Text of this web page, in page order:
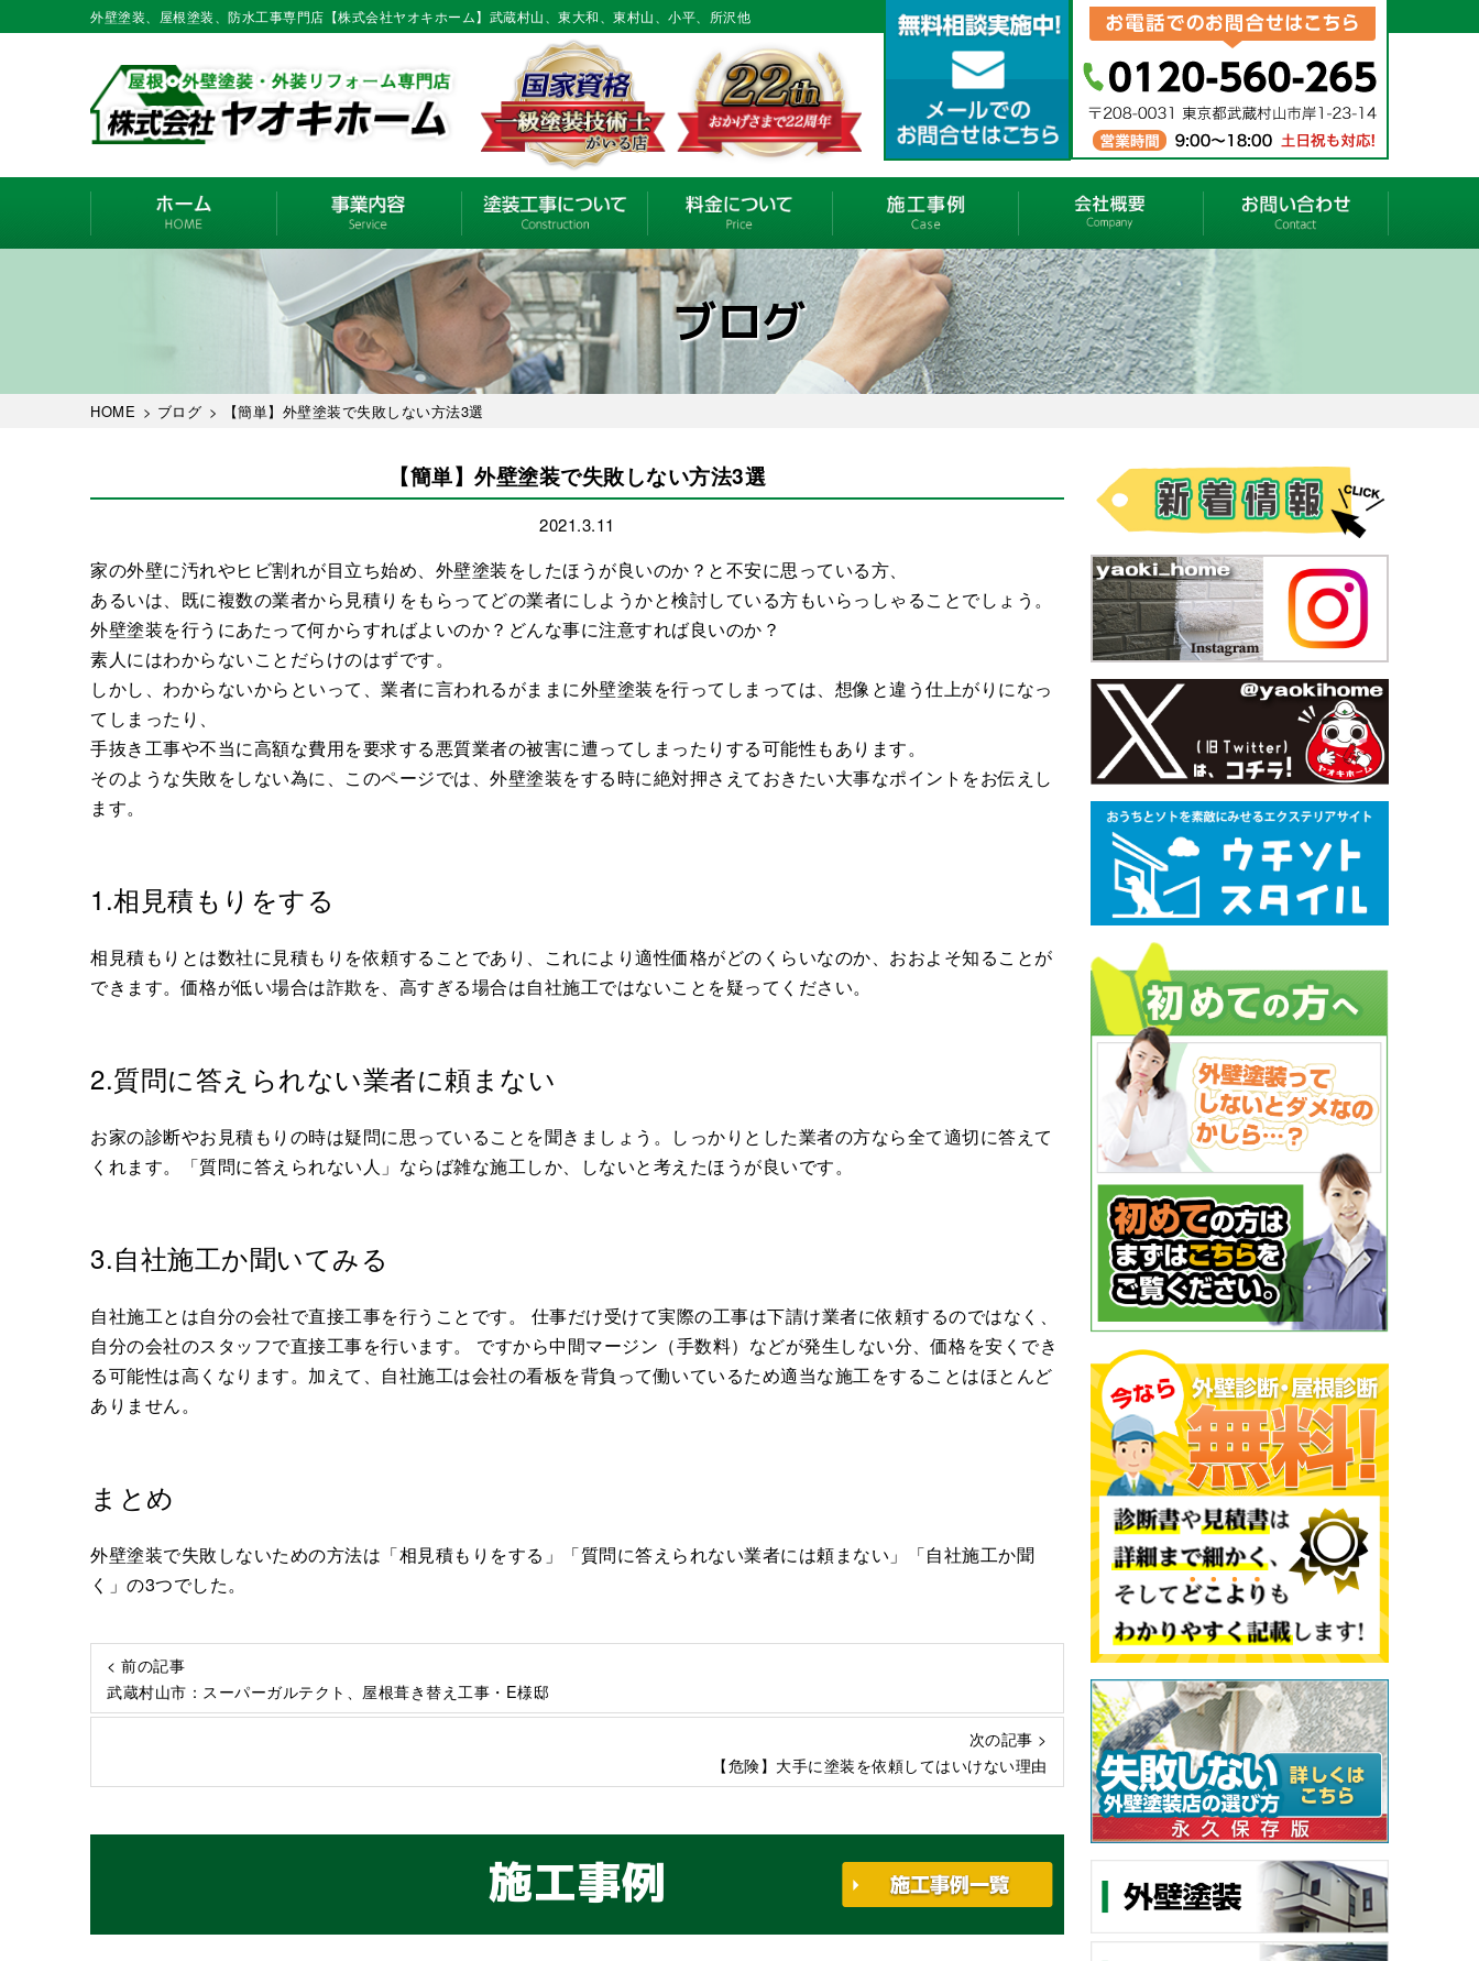
外壁塗装、屋根塗装、防水工事専門店【株式会社ヤオキホーム】武蔵村山、東大和、東村山、小平、所沢他
ブログ
HOME > ブログ > 【簡単】外壁塗装で失敗しない方法3選
【簡単】外壁塗装で失敗しない方法3選
2021.3.11
家の外壁に汚れやヒビ割れが目立ち始め、外壁塗装をしたほうが良いのか？と不安に思っている方、
あるいは、既に複数の業者から見積りをもらってどの業者にしようかと検討している方もいらっしゃることでしょう。
外壁塗装を行うにあたって何からすればよいのか？どんな事に注意すれば良いのか？
素人にはわからないことだらけのはずです。
しかし、わからないからといって、業者に言われるがままに外壁塗装を行ってしまっては、想像と違う仕上がりになっ
てしまったり、
手抜き工事や不当に高額な費用を要求する悪質業者の被害に遭ってしまったりする可能性もあります。
そのような失敗をしない為に、このページでは、外壁塗装をする時に絶対押さえておきたい大事なポイントをお伝えし
ます。
1.相見積もりをする
相見積もりとは数社に見積もりを依頼することであり、これにより適性価格がどのくらいなのか、おおよそ知ることが
できます。価格が低い場合は詐欺を、高すぎる場合は自社施工ではないことを疑ってください。
2.質問に答えられない業者に頼まない
お家の診断やお見積もりの時は疑問に思っていることを聞きましょう。しっかりとした業者の方なら全て適切に答えて
くれます。「質問に答えられない人」ならば雑な施工しか、しないと考えたほうが良いです。
3.自社施工か聞いてみる
自社施工とは自分の会社で直接工事を行うことです。 仕事だけ受けて実際の工事は下請け業者に依頼するのではなく、
自分の会社のスタッフで直接工事を行います。 ですから中間マージン（手数料）などが発生しない分、価格を安くでき
る可能性は高くなります。加えて、自社施工は会社の看板を背負って働いているため適当な施工をすることはほとんど
ありません。
まとめ
外壁塗装で失敗しないための方法は「相見積もりをする」「質問に答えられない業者には頼まない」「自社施工か聞
く」の3つでした。
< 前の記事
武蔵村山市：スーパーガルテクト、屋根葺き替え工事・E様邸
次の記事 >
【危険】大手に塗装を依頼してはいけない理由
施工事例